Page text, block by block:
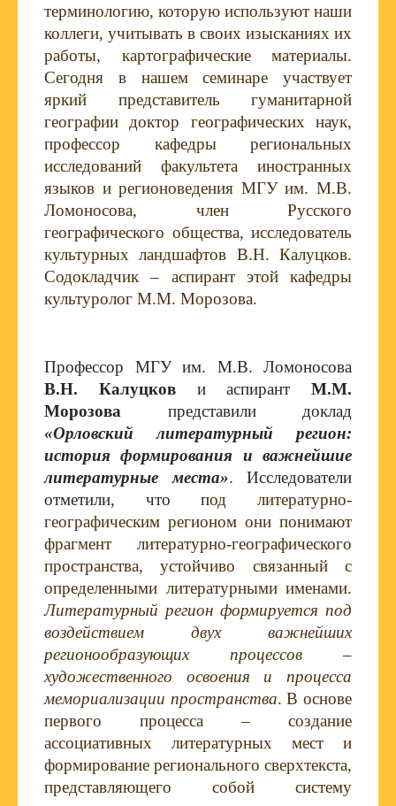
терминологию, которую используют наши
коллеги, учитывать в своих изысканиях их
работы, картографические материалы.
Сегодня в нашем семинаре участвует
яркий представитель гуманитарной
географии доктор географических наук,
профессор кафедры региональных
исследований факультета иностранных
языков и регионоведения МГУ им. М.В.
Ломоносова, член Русского
географического общества, исследователь
культурных ландшафтов В.Н. Калуцков.
Содокладчик – аспирант этой кафедры
культуролог М.М. Морозова.
Профессор МГУ им. М.В. Ломоносова
В.Н. Калуцкови аспирант М.М.
Морозова представили доклад
«Орловский литературный регион:
история формирования и важнейшие
литературные места». Исследователи
отметили, что под литературно-
географическим регионом они понимают
фрагмент литературно-географического
пространства, устойчиво связанный с
определенными литературными именами.
Литературный регион формируется под
воздействием двух важнейших
регионообразующих процессов –
художественного освоения и процесса
мемориализации пространства. В основе
первого процесса – создание
ассоциативных литературных мест и
формирование регионального сверхтекста,
представляющего собой систему